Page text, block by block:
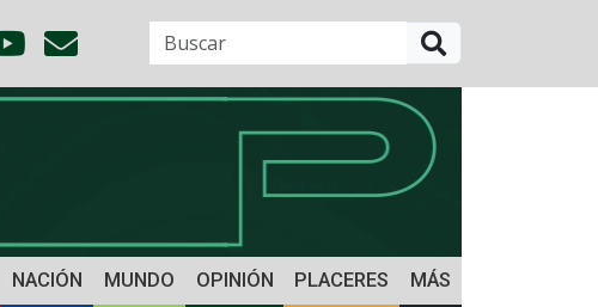
NACIÓN MUNDO OPINIÓN PLACERES MÁS